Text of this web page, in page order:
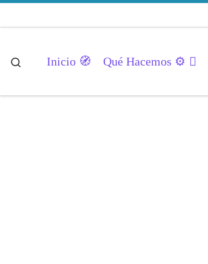
Inicio 🧭 Qué Hacemos ⚙️
Search